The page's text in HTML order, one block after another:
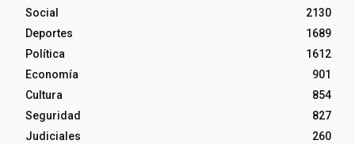
Social
2130
Deportes
1689
Política
1612
Economía
901
Cultura
854
Seguridad
827
Judiciales
260